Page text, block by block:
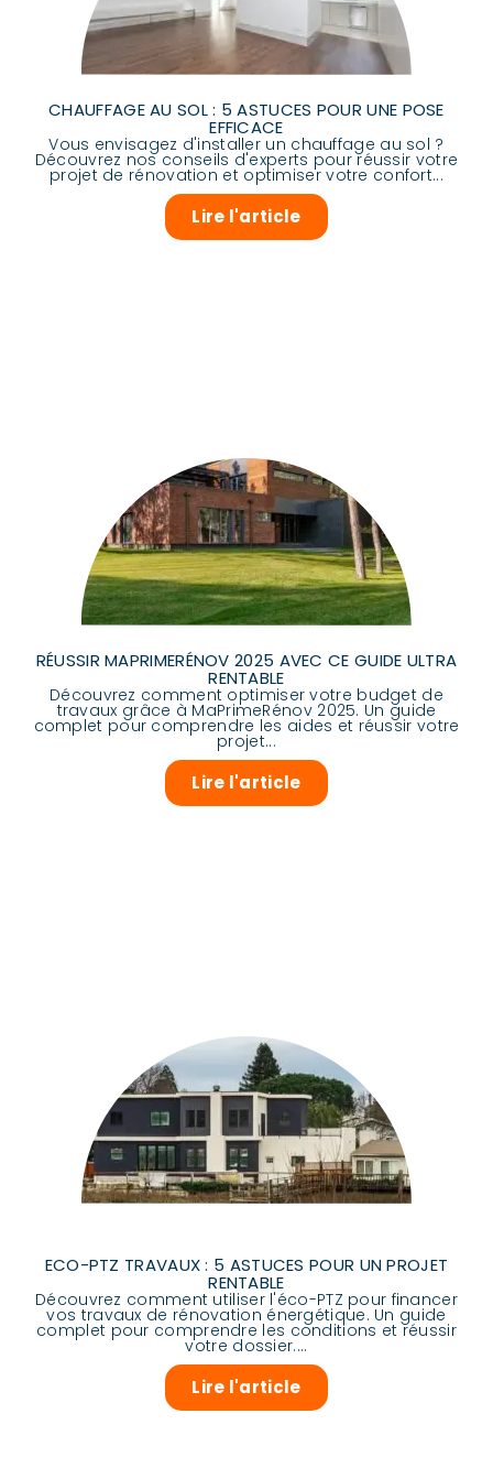
CHAUFFAGE AU SOL : 5 ASTUCES POUR UNE POSE
EFFICACE
Vous envisagez d'installer un chauffage au sol ?
Découvrez nos conseils d'experts pour réussir votre
projet de rénovation et optimiser votre confort...
Lire l'article
RÉUSSIR MAPRIMERÉNOV 2025 AVEC CE GUIDE ULTRA
RENTABLE
Découvrez comment optimiser votre budget de
travaux grâce à MaPrimeRénov 2025. Un guide
complet pour comprendre les aides et réussir votre
projet...
Lire l'article
ECO-PTZ TRAVAUX : 5 ASTUCES POUR UN PROJET
RENTABLE
Découvrez comment utiliser l'éco-PTZ pour financer
vos travaux de rénovation énergétique. Un guide
complet pour comprendre les conditions et réussir
votre dossier....
Lire l'article